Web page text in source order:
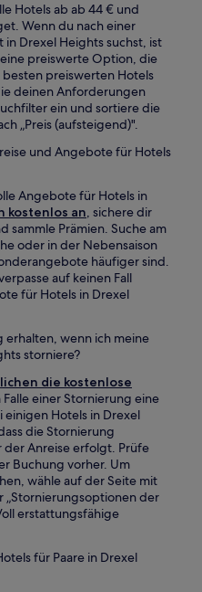
Hotels ab ab 44 € und
Wenn du nach einer
Drexel Heights suchst, ist
eine preiswerte Option, die
preiswerten Hotels
deinen Anforderungen
ein und sortiere die
„Preis (aufsteigend)".
und Angebote für Hotels
Angebote für Hotels in
kostenlos an, sichere dir
sammle Prämien. Suche am
oder in der Nebensaison
häufiger sind.
auf keinen Fall
für Hotels in Drexel
erhalten, wenn ich meine
storniere?
die kostenlose
Falle einer Stornierung eine
einigen Hotels in Drexel
die Stornierung
der Anreise erfolgt. Prüfe
Buchung vorher. Um
wähle auf der Seite mit
„Stornierungsoptionen der
erstattungsfähige
für Paare in Drexel